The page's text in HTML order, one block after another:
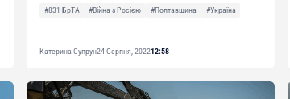
#831 БрТА #Війна з Росією #Полтавщина #Україна
Катерина Супрун24 Серпня, 202212:58